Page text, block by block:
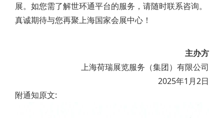
展。如您需了解世环通平台的服务，请随时联系咨询。
真诚期待与您再聚上海国家会展中心！
主办方
上海荷瑞展览服务（集团）有限公司
2025年1月2日
附通知原文: